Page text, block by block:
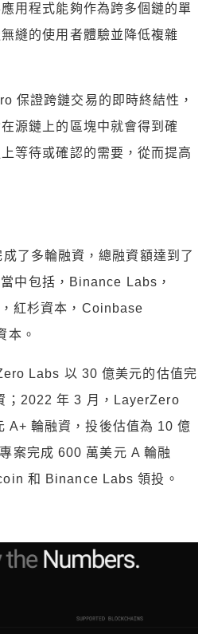
用程式能夠作為跨多個鏈的單
縫的使用者體驗並降低複雜
保證跨鏈交易的即時終結性，
源鏈上的區塊中就會得到確
等待或確認的需要，從而提高
了多輪融資，總融資額達到了
中包括，Binance Labs，
紅杉資本，Coinbase
本。
Labs 以 30 億美元的估值完
；2022 年 3 月，LayerZero
A+ 輪融資，投後估值為 10 億
案完成 600 萬美元 A 輪融
和 Binance Labs 領投。